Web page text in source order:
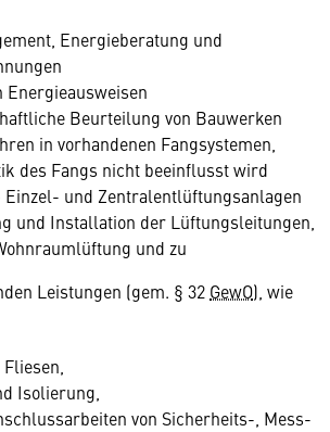
Energieberatung und
Beurteilung von Bauwerken
in vorhandenen Fangsystemen,
des Fangs nicht beeinflusst wird
Einzel- und Zentralentlüftungsanlagen
und Installation der Lüftungsleitungen,
und zu
Leistungen (gem. § 32 GewO), wie
Isolierung,
von Sicherheits-, Mess-